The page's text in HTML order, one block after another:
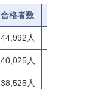
合格者数
44,992人
40,025人
38,525人